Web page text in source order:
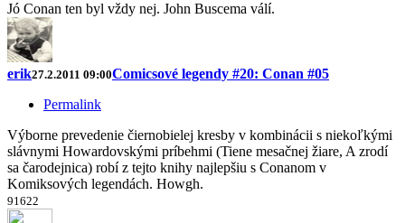
Jó Conan ten byl vždy nej. John Buscema válí.
erik27.2.2011 09:00Comicsové legendy #20: Conan #05
Permalink
Výborne prevedenie čiernobielej kresby v kombinácii s niekoľkými
slávnymi Howardovskými príbehmi (Tiene mesačnej žiare, A zrodí
sa čarodejnica) robí z tejto knihy najlepšiu s Conanom v
Komiksových legendách. Howgh.
91622